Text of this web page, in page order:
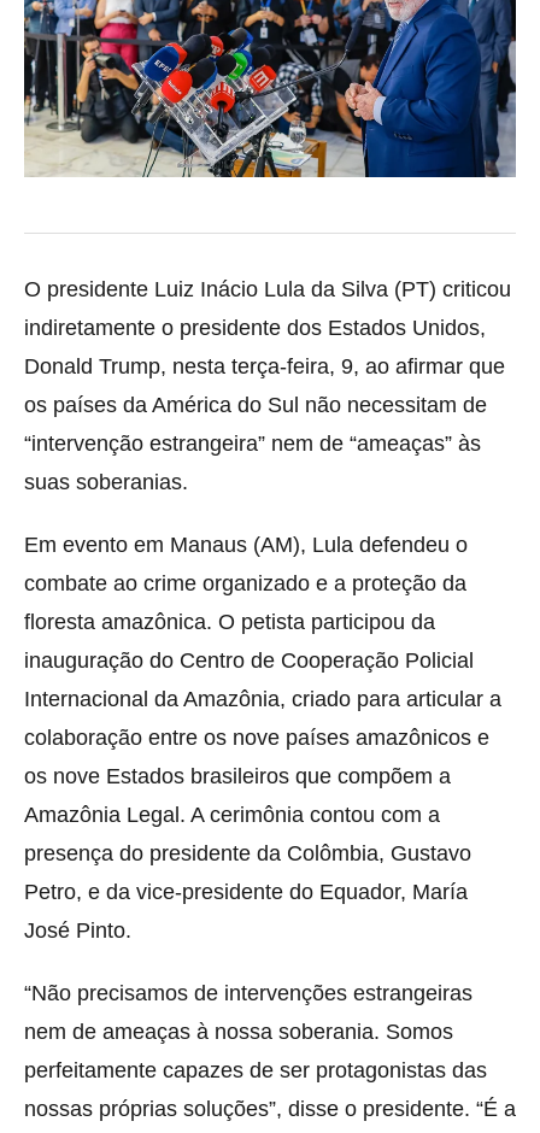
O presidente Luiz Inácio Lula da Silva (PT) criticou
indiretamente o presidente dos Estados Unidos,
Donald Trump, nesta terça-feira, 9, ao afirmar que
os países da América do Sul não necessitam de
“intervenção estrangeira” nem de “ameaças” às
suas soberanias.
Em evento em Manaus (AM), Lula defendeu o
combate ao crime organizado e a proteção da
floresta amazônica. O petista participou da
inauguração do Centro de Cooperação Policial
Internacional da Amazônia, criado para articular a
colaboração entre os nove países amazônicos e
os nove Estados brasileiros que compõem a
Amazônia Legal. A cerimônia contou com a
presença do presidente da Colômbia, Gustavo
Petro, e da vice-presidente do Equador, María
José Pinto.
“Não precisamos de intervenções estrangeiras
nem de ameaças à nossa soberania. Somos
perfeitamente capazes de ser protagonistas das
nossas próprias soluções”, disse o presidente. “É a